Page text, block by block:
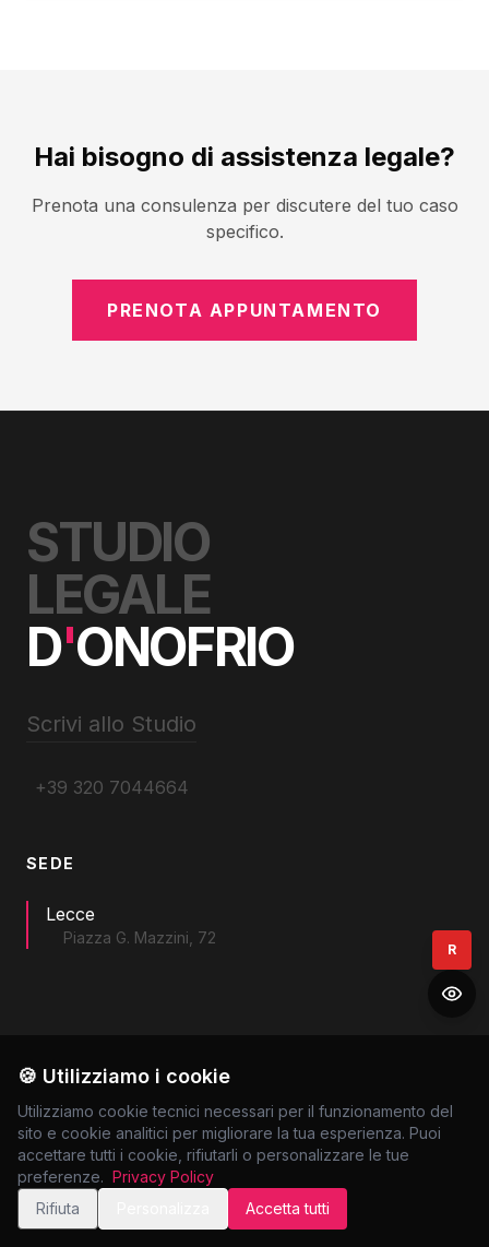
Hai bisogno di assistenza legale?
Prenota una consulenza per discutere del tuo caso
specifico.
PRENOTA APPUNTAMENTO
STUDIO
LEGALE
D'ONOFRIO
Scrivi allo Studio
+39 320 7044664
SEDE
Lecce
Piazza G. Mazzini, 72
© STUDIO LEGALE D'ONOFRIO. TUTTI I DIRITTI
RISERVATI.
CONDIZIONI GENERALI
PRIVACY POLICY
🍪 Utilizziamo i cookie
Utilizziamo cookie tecnici necessari per il funzionamento del
sito e cookie analitici per migliorare la tua esperienza. Puoi
accettare tutti i cookie, rifiutarli o personalizzare le tue
preferenze. Privacy Policy
Rifiuta
Accetta tutti
R